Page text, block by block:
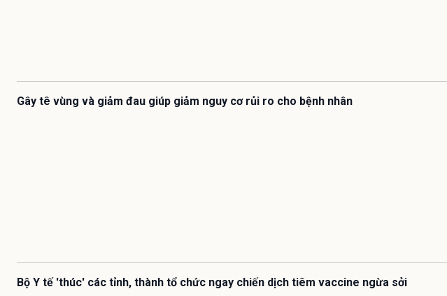
Gây tê vùng và giảm đau giúp giảm nguy cơ rủi ro cho bệnh nhân
Bộ Y tế 'thúc' các tỉnh, thành tổ chức ngay chiến dịch tiêm vaccine ngừa sởi